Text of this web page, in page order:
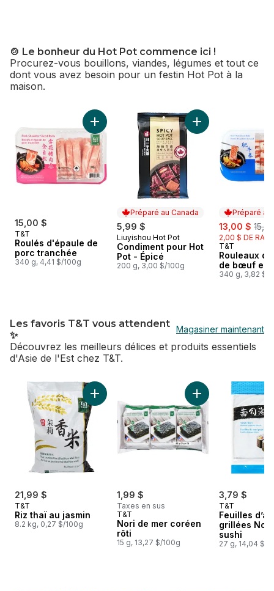
🍲 Le bonheur du Hot Pot commence ici !
Procurez-vous bouillons, viandes, légumes et tout ce
dont vous avez besoin pour un festin Hot Pot à la
maison.
sauter 🍲 Le bonheur du Hot Pot commence ici !
15,00 $
T&T
Roulés d'épaule de
porc tranchée
340 g, 4,41 $/100g
Ajouter Roulés d'épaule de porc tranchée
Préparé au Canada
5,99 $
Préparé au Canada
Liuyishou Hot Pot
Condiment pour Hot
Pot - Épicé
200 g, 3,00 $/100g
Ajouter
Préparé au
sale:
13,00 $ ,
2,00 $ DE
Préparé au
T&T
Rouleaux
de bœuf en
340 g, 3,82 $/
Les favoris T&T vous attendent
✨
Magasiner maintenant
Découvrez les meilleurs délices et produits essentiels
d'Asie de l'Est chez T&T.
sauter Les favoris T&T vous attendent ✨
21,99 $
T&T
Riz thaï au jasmin
8.2 kg, 0,27 $/100g
Ajouter Riz thaï au jasmin au panier
1,99 $
Taxes en sus
T&T
Nori de mer coréen
rôti
15 g, 13,27 $/100g
Ajouter Nori de
3,79 $
T&T
Feuilles
grillées
sushi
27 g, 14,04 $/